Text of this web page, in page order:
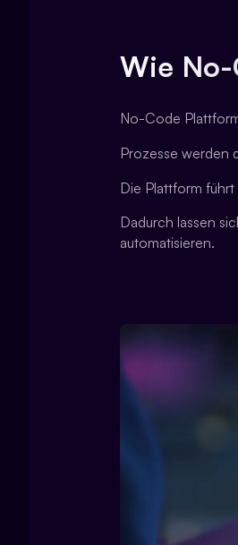
Wie
No-Code
Prozesse werden
Die Plattform führt
Dadurch lassen
automatisieren.